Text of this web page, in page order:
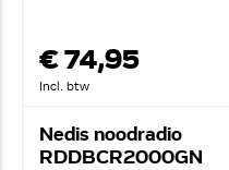
€ 74,95
Incl. btw
Nedis noodradio
RDDBCR2000GN